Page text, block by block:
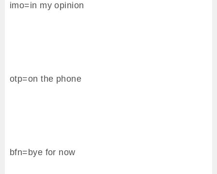
imo=in my opinion
otp=on the phone
bfn=bye for now